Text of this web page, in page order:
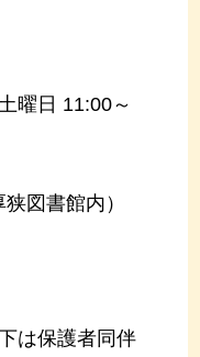
曜日 11:00～
図書館内）
は保護者同伴